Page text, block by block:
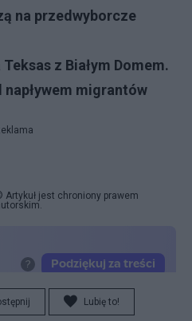
na przedwyborcze
z Białym Domem.
migrantów
Artykuł jest chroniony prawem
Lubię to!